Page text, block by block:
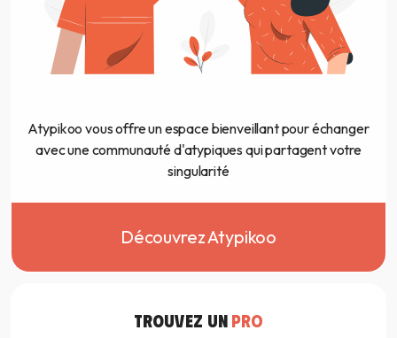
Atypikoo vous offre un espace bienveillant pour échanger
avec une communauté d'atypiques qui partagent votre
singularité
Découvrez Atypikoo
TROUVEZ UN PRO